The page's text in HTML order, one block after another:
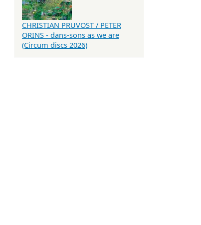
CHRISTIAN PRUVOST / PETER
ORINS - dans-sons as we are
(Circum discs 2026)